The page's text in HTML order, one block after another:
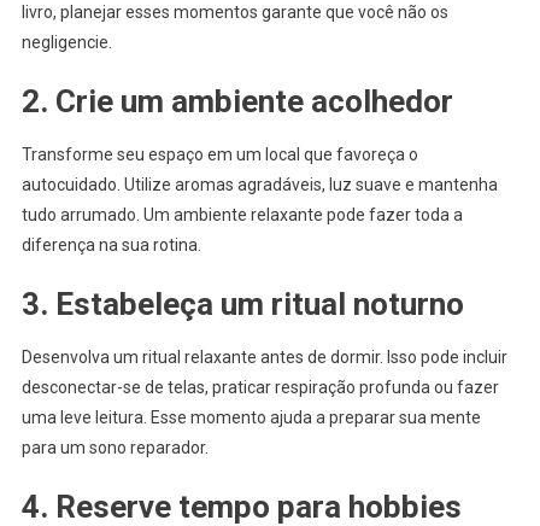
livro, planejar esses momentos garante que você não os
negligencie.
2. Crie um ambiente acolhedor
Transforme seu espaço em um local que favoreça o
autocuidado. Utilize aromas agradáveis, luz suave e mantenha
tudo arrumado. Um ambiente relaxante pode fazer toda a
diferença na sua rotina.
3. Estabeleça um ritual noturno
Desenvolva um ritual relaxante antes de dormir. Isso pode incluir
desconectar-se de telas, praticar respiração profunda ou fazer
uma leve leitura. Esse momento ajuda a preparar sua mente
para um sono reparador.
4. Reserve tempo para hobbies